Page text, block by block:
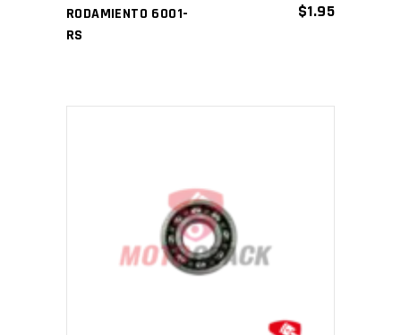
RODAMIENTO 6001-
RS
$1.95
AÑADIR AL CARRITO